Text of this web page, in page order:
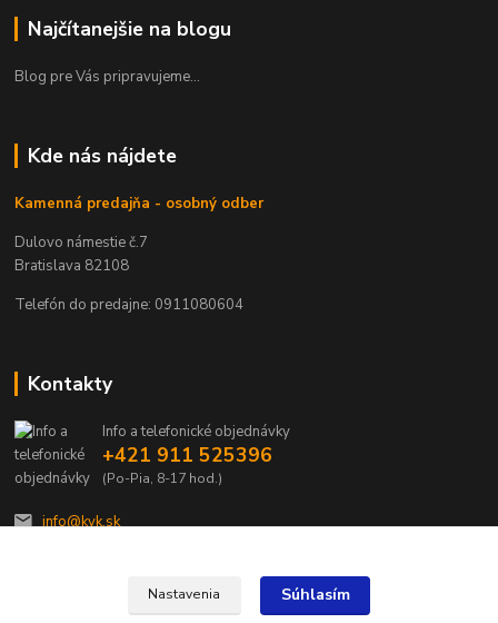
Najčítanejšie na blogu
Blog pre Vás pripravujeme...
Kde nás nájdete
Kamenná predajňa - osobný odber
Dulovo námestie č.7
Bratislava 82108
Telefón do predajne: 0911080604
Kontakty
Info a telefonické objednávky
+421 911 525396
(Po-Pia, 8-17 hod.)
info@kvk.sk
Nastavenia Súhlasím